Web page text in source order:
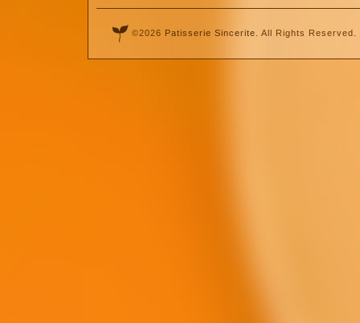
©2026 Patisserie Sincerite . All Rights Reserved.